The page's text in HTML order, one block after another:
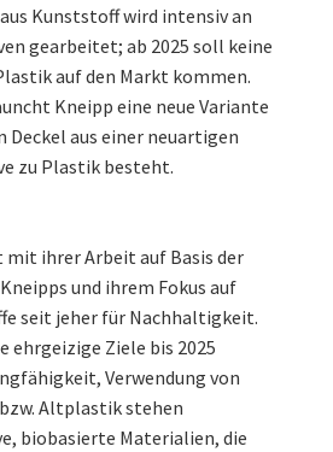
Kunststoff wird intensiv an
gearbeitet; ab 2025 soll keine
auf den Markt kommen.
Kneipp eine neue Variante
Deckel aus einer neuartigen
zu Plastik besteht.
mit ihrer Arbeit auf Basis der
und ihrem Fokus auf
seit jeher für Nachhaltigkeit.
ehrgeizige Ziele bis 2025
Verwendung von
Altplastik stehen
biobasierte Materialien, die